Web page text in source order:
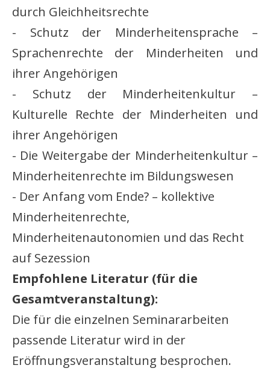
durch Gleichheitsrechte
- Schutz der Minderheitensprache –
Sprachenrechte der Minderheiten und
ihrer Angehörigen
- Schutz der Minderheitenkultur –
Kulturelle Rechte der Minderheiten und
ihrer Angehörigen
- Die Weitergabe der Minderheitenkultur –
Minderheitenrechte im Bildungswesen
- Der Anfang vom Ende? – kollektive
Minderheitenrechte,
Minderheitenautonomien und das Recht
auf Sezession
Empfohlene Literatur (für die
Gesamtveranstaltung):
Die für die einzelnen Seminararbeiten
passende Literatur wird in der
Eröffnungsveranstaltung besprochen.